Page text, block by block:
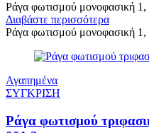
Ράγα φωτισμού μονοφασική 1,
Διαβάστε περισσότερα
Ράγα φωτισμού μονοφασική 1,
Αγαπημένα
ΣΥΓΚΡΙΣΗ
Ράγα φωτισμού